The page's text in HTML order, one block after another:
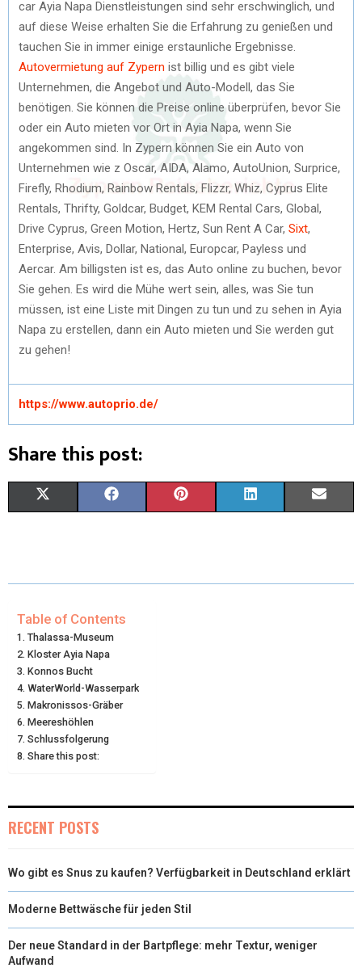
car Ayia Napa Dienstleistungen sind sehr erschwinglich, und
auf diese Weise erhalten Sie die Erfahrung zu genießen und
tauchen Sie in immer einige erstaunliche Ergebnisse.
Autovermietung auf Zypern ist billig und es gibt viele
Unternehmen, die Angebot und Auto-Modell, das Sie
benötigen. Sie können die Preise online überprüfen, bevor Sie
oder ein Auto mieten vor Ort in Ayia Napa, wenn Sie
angekommen sind. In Zypern können Sie ein Auto von
Unternehmen wie z Oscar, AIDA, Alamo, AutoUnion, Surprice,
Firefly, Rhodium, Rainbow Rentals, Flizzr, Whiz, Cyprus Elite
Rentals, Thrifty, Goldcar, Budget, KEM Rental Cars, Global,
Drive Cyprus, Green Motion, Hertz, Sun Rent A Car, Sixt,
Enterprise, Avis, Dollar, National, Europcar, Payless und
Aercar. Am billigsten ist es, das Auto online zu buchen, bevor
Sie gehen. Es wird die Mühe wert sein, alles, was Sie tun
müssen, ist eine Liste mit Dingen zu tun und zu sehen in Ayia
Napa zu erstellen, dann ein Auto mieten und Sie werden gut
zu gehen!
https://www.autoprio.de/
Share this post:
W
T
T
E
R
)
E T K I
Table of Contents
Thalassa-Museum
Kloster Ayia Napa
Konnos Bucht
WaterWorld-Wasserpark
Makronissos-Gräber
Meereshöhlen
Schlussfolgerung
Share this post:
RECENT POSTS
Wo gibt es Snus zu kaufen? Verfügbarkeit in Deutschland erklärt
Moderne Bettwäsche für jeden Stil
Der neue Standard in der Bartpflege: mehr Textur, weniger
Aufwand